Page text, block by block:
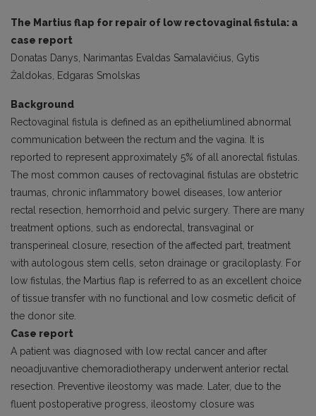
The Martius flap for repair of low rectovaginal fistula: a
case report
Donatas Danys, Narimantas Evaldas Samalavičius, Gytis
Žaldokas, Edgaras Smolskas
Background
Rectovaginal fistula is defined as an epitheliumlined abnormal
communication between the rectum and the vagina. It is
reported to represent approximately 5% of all anorectal fistulas.
The most common causes of rectovaginal fistulas are obstetric
traumas, chronic inflammatory bowel diseases, low anterior
rectal resection, hemorrhoid and pelvic surgery. There are many
treatment options, such as endorectal, transvaginal or
transperineal closure, resection of the affected part, treatment
with autologous stem cells, seton drainage or graciloplasty. For
low fistulas, the Martius flap is referred to as an excellent choice
of tissue transfer with no functional and low cosmetic deficit of
the donor site.
Case report
A patient was diagnosed with low rectal cancer and after
neoadjuvantive chemoradiotherapy underwent anterior rectal
resection. Preventive ileostomy was made. Later, due to the
fluent postoperative progress, ileostomy closure was